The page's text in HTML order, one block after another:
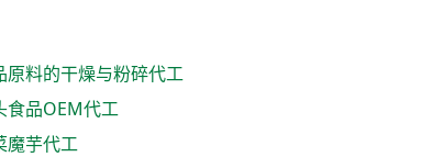
料的干燥与粉碎代工
品OEM代工
芋代工